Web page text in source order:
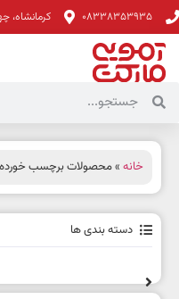
08338353935 کرمانشاه،
خانه » محصولات برچسب خورده
دسته بندی ها